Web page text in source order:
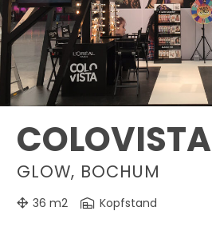
COLOVISTA
GLOW, BOCHUM
36 m2 Kopfstand